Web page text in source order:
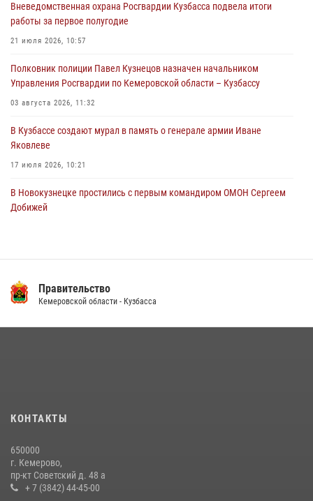
Росгвардейцы в Юрге пресекли попытку проникновения на
Вневедомственная охрана Росгвардии Кузбасса подвела итоги
работы за первое полугодие
21 июля 2026, 10:57
Полковник полиции Павел Кузнецов назначен начальником
Управления Росгвардии по Кемеровской области – Кузбассу
03 августа 2026, 11:32
В Кузбассе создают мурал в память о генерале армии Иване
Яковлеве
17 июля 2026, 10:21
В Новокузнецке простились с первым командиром ОМОН Сергеем
Добижей
14 июля 2026, 08:52 1
20 июля 2026, 08:52
гипермаркета товары на 13 тысяч рублей (ВИДЕО)
16 июля 2026, 06:43
Правительство
Кемеровской области - Кузбасса
КОНТАКТЫ
650000
г. Кемерово,
пр-кт Советский д. 48 а
+ 7 (3842) 44-45-00